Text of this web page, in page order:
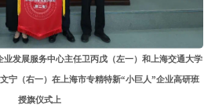
发展服务中心主任卫丙戊（左一）和上海交通大学
宁（右一）在上海市专精特新“小巨人”企业高研班
授旗仪式上